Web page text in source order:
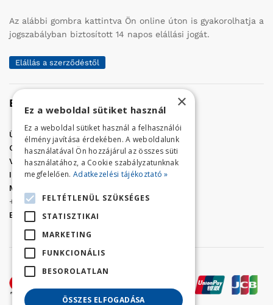
Az alábbi gombra kattintva Ön online úton is gyakorolhatja a
jogszabályban biztosított 14 napos elállási jogát.
Elállás a szerződéstől
Elérhetőség
Üzletünk címe:
Szolnok, Vércse út 17.
Golf Center Áruház:06 (56) 423-324
VÁR-Kert Áruház: 06 (56) 429-771
Iroda:06 (56) 421-857
Megrendelés, termék információ:
+36 (70) 938-3356
E-mail:
golfaruhaz@gmail.com
×
Ez a weboldal sütiket használ
Ez a weboldal sütiket használ a felhasználói
élmény javítása érdekében. A weboldalunk
használatával Ön hozzájárul az összes süti
használatához, a Cookie szabályzatunknak
megfelelően. Adatkezelési tájékoztató »
FELTÉTLENÜL SZÜKSÉGES
STATISZTIKAI
MARKETING
FUNKCIONÁLIS
BESOROLATLAN
ÖSSZES ELFOGADÁSA